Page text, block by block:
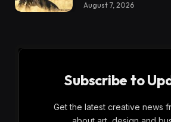
August 7, 2026
Subscribe to
Get the latest creative news